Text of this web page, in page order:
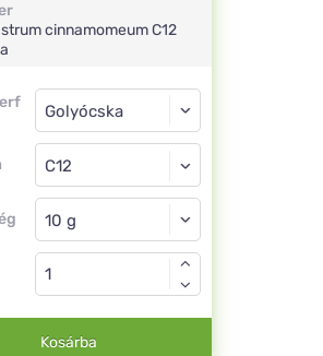
cinnamomeumC12
Gyógyszerforma
Golyócska
C12
Golyócska
Kosárba